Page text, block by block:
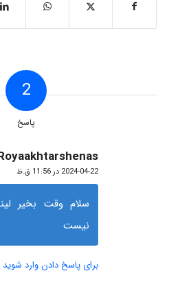
2
پاسخ
گفته:
2024-04-22 در 11:56 ق.ظ
سلام وقت بخیر
نیست
برای پاسخ دادن وارد شوید